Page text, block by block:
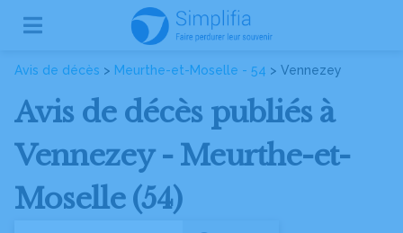
Avis de décès > Meurthe-et-Moselle - 54 > Vennezey
Avis de décès publiés à
Vennezey - Meurthe-et-
Moselle (54)